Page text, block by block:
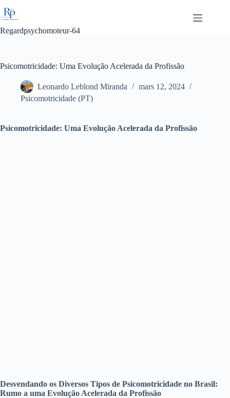
au
contenu
Regardpsychomoteur-64
Psicomotricidade: Uma Evolução Acelerada da Profissão
Leonardo Leblond Miranda
mars 12, 2024
Psicomotricidade (PT)
Psicomotricidade: Uma Evolução Acelerada da Profissão
Desvendando os Diversos Tipos de Psicomotricidade no Brasil:
Rumo a uma Evolução Acelerada da Profissão